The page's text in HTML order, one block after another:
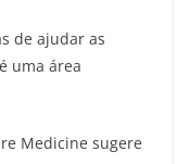
de ajudar as
uma área
Medicine sugere